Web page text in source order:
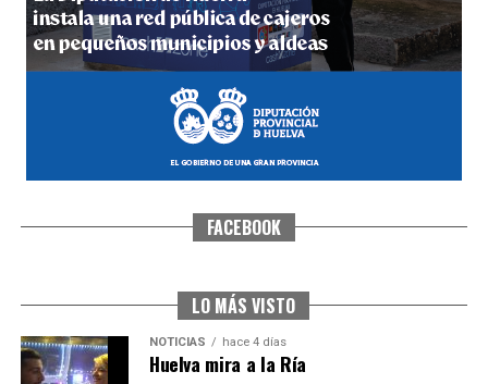
hace 5 días·Huelvatv
SEXTA CORRIDA DE LAS FIESTAS COLOMBINAS
FACEBOOK
LO MÁS VISTO
NOTICIAS hace 4 días
Huelva mira a la Ría